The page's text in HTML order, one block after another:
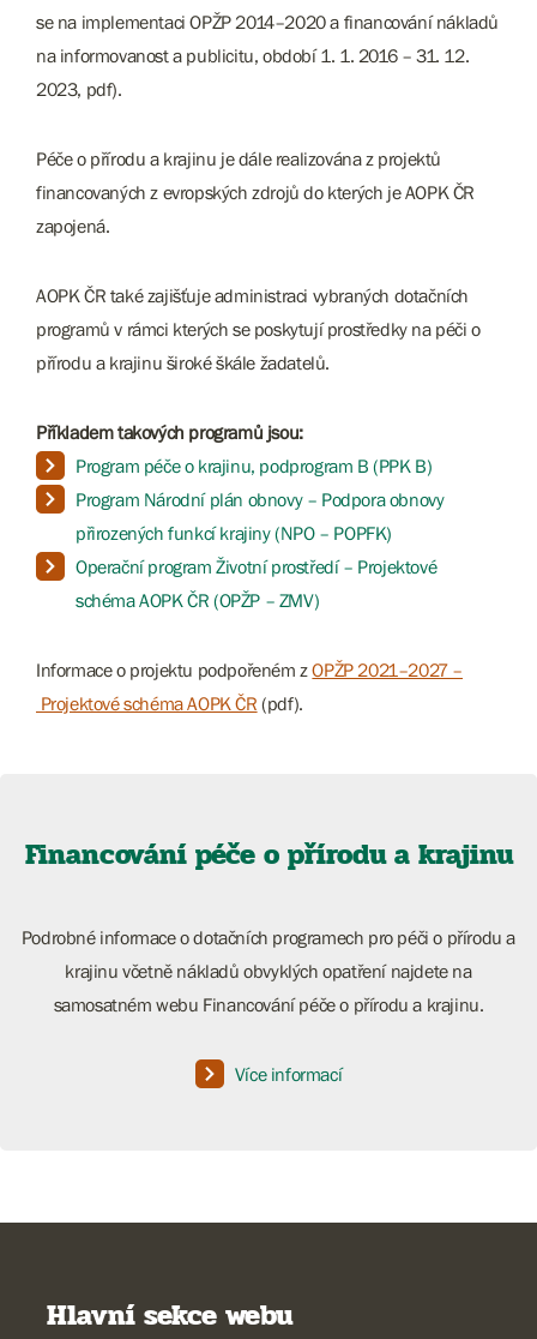
se na implementaci OPŽP 2014–2020 a financování nákladů
na informovanost a publicitu, období 1. 1. 2016 – 31. 12.
2023, pdf).
Péče o přírodu a krajinu je dále realizována z projektů
financovaných z evropských zdrojů do kterých je AOPK ČR
zapojená.
AOPK ČR také zajišťuje administraci vybraných dotačních
programů v rámci kterých se poskytují prostředky na péči o
přírodu a krajinu široké škále žadatelů.
Příkladem takových programů jsou:
Program péče o krajinu, podprogram B (PPK B)
Program Národní plán obnovy – Podpora obnovy
přirozených funkcí krajiny (NPO – POPFK)
Operační program Životní prostředí – Projektové
schéma AOPK ČR (OPŽP – ZMV)
Informace o projektu podpořeném zOPŽP 2021–2027 –
Projektové schéma AOPK ČR (pdf).
Financování péče o přírodu a krajinu
Podrobné informace o dotačních programech pro péči o přírodu a
krajinu včetně nákladů obvyklých opatření najdete na
samosatném webu Financování péče o přírodu a krajinu.
Více informací
Hlavní sekce webu